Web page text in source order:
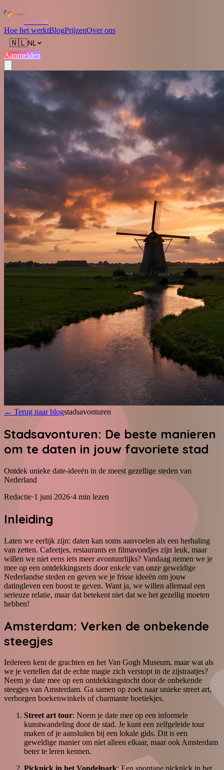
Love.nl
Hoe het werktBlogPrijzenOver ons
🇳🇱NL
Aanmelden
← Terug naar blogstadsavonturen
Stadsavonturen: De beste manieren
om te daten in jouw favoriete stad
Ontdek unieke date-ideeën in de meest gezellige steden van
Nederland
Redactie·1 juni 2026·4 min lezen
Inleiding
Laten we eerlijk zijn: daten kan soms aanvoelen als een herhaling
van zetten. Cafeetjes, restaurants en filmavondjes zijn leuk, maar
willen we niet eens iets meer avontuurlijks? Vandaag nemen we je
mee op een ontdekkingsreis door enkele van onze geweldige
Nederlandse steden en geven we je frisse ideeën om jouw
datingleven een boost te geven. Want ja, we willen allemaal een
serieuze relatie, maar dat betekent niet dat we het gezellig moeten
hebben!
Amsterdam: Verken de onbekende
steegjes
Iedereen kent de grachten en het Van Gogh Museum, maar wat als
we je vertellen dat de echte magie zich verstopt in de zijstraatjes?
Neem je date mee op een ontdekkingstocht door de onbekende
steegjes van Amsterdam. Ga samen op zoek naar unieke street art,
verborgen boekenwinkels of charmante boetiekjes.
Street art tour: Neem je date mee op een informele
kunstwandeling door de stad. Je kunt een zelfgeleide tour
maken of je aansluiten bij een lokale gids. Dit is een
geweldige manier om niet alleen elkaar, maar ook Amsterdam
beter te leren kennen.